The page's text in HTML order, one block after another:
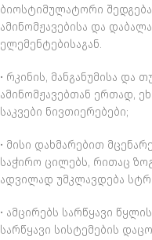
ბიოსტიმულატორი
ამინომჟავებისა და
ელემენტებისაგან.
• რკინის, მანგანუმისა და
ამინომჟავებთან ერთად,
საკვები ნივთიერებები;
• მისი დახმარებით
საჭირო ცილებს, რითაც
ადვილად უმკლავდება
• ამცირებს სარწყავი
სარწყავი სისტემების